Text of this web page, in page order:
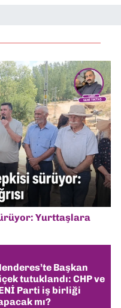
Yurttaşlara
Başkan
tutuklandı: CHP ve
Parti iş birliği
mı?